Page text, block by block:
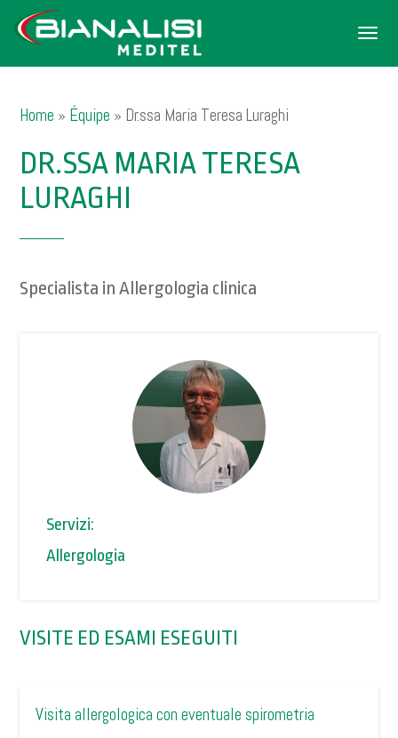
Menu
Home » Équipe » Dr.ssa Maria Teresa Luraghi
DR.SSA MARIA TERESA
LURAGHI
Specialista in Allergologia clinica
Servizi:
Allergologia
VISITE ED ESAMI ESEGUITI
Visita allergologica con eventuale spirometria